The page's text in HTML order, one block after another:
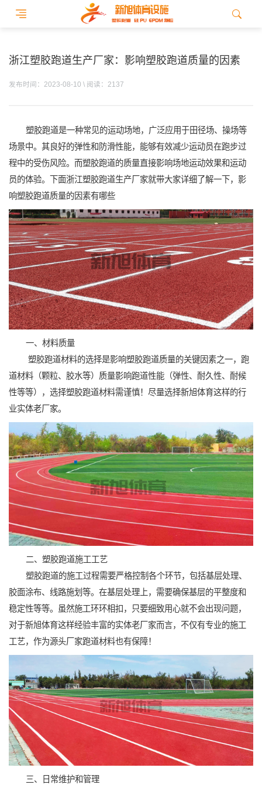
浙江塑胶跑道生产厂家：影响塑胶跑道质量的因素
发布时间：2023-08-10 \ 阅读：2137
塑胶跑道是一种常见的运动场地，广泛应用于田径场、操场等
场景中。其良好的弹性和防滑性能，能够有效减少运动员在跑步过
程中的受伤风险。而塑胶跑道的质量直接影响场地运动效果和运动
员的体验。下面浙江塑胶跑道生产厂家就带大家详细了解一下，影
响塑胶跑道质量的因素有哪些
一、材料质量
塑胶跑道材料的选择是影响塑胶跑道质量的关键因素之一，跑
道材料（颗粒、胶水等）质量影响跑道性能（弹性、耐久性、耐候
性等等），选择塑胶跑道材料需谨慎！尽量选择新旭体育这样的行
业实体老厂家。
二、塑胶跑道施工工艺
塑胶跑道的施工过程需要严格控制各个环节，包括基层处理、
胶面涂布、线路施划等。在基层处理上，需要确保基层的平整度和
稳定性等等。虽然施工环环相扣，只要细致用心就不会出现问题，
对于新旭体育这样经验丰富的实体老厂家而言，不仅有专业的施工
工艺，作为源头厂家跑道材料也有保障！
三、日常维护和管理